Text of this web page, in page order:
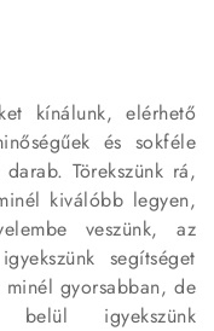
kínálunk, elérhető
és sokféle
Törekszünk rá,
kiválóbb legyen,
veszünk, az
segítséget
minél gyorsabban, de
igyekszünk